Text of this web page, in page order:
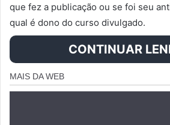
que fez a publicação ou se foi seu
qual é dono do curso divulgado.
CONTINUAR